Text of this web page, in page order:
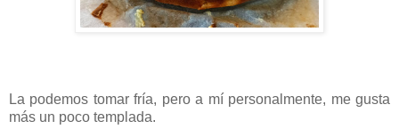
La podemos tomar fría, pero a mí personalmente, me gusta
más un poco templada.